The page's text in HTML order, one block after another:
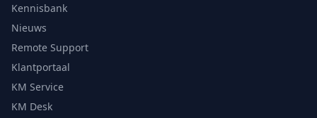
Kennisbank
Nieuws
Remote Support
Klantportaal
KM Service
KM Desk